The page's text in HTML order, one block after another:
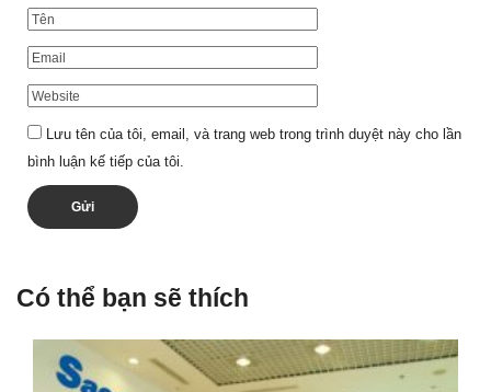
Lưu tên của tôi, email, và trang web trong trình duyệt này cho lần
bình luận kế tiếp của tôi.
Có thể bạn sẽ thích